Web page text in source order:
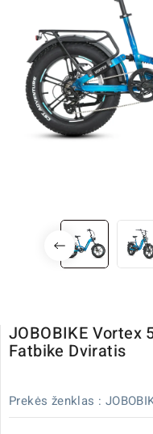
JOBOBIKE Vortex
Fatbike Dviratis
Prekės ženklas :